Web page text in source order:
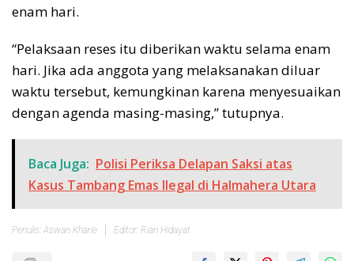
enam hari.
“Pelaksaan reses itu diberikan waktu selama enam
hari. Jika ada anggota yang melaksanakan diluar
waktu tersebut, kemungkinan karena menyesuaikan
dengan agenda masing-masing,” tutupnya.
Baca Juga: Polisi Periksa Delapan Saksi atas
Kasus Tambang Emas Ilegal di Halmahera Utara
Penulis: Aswan Kharie Editor: Rian Hidayat